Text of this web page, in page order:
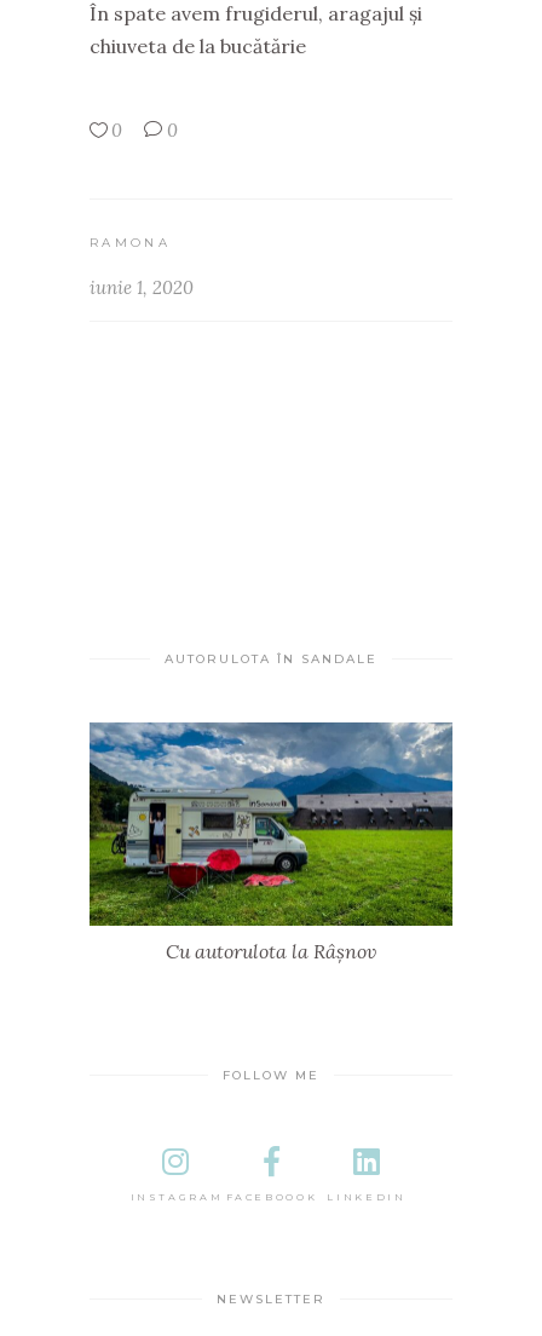
În spate avem frugiderul, aragajul și
chiuveta de la bucătărie
0 0
RAMONA
iunie 1, 2020
AUTORULOTA ÎN SANDALE
Cu autorulota la Râșnov
FOLLOW ME
INSTAGRAM FACEBOOOK LINKEDIN
NEWSLETTER